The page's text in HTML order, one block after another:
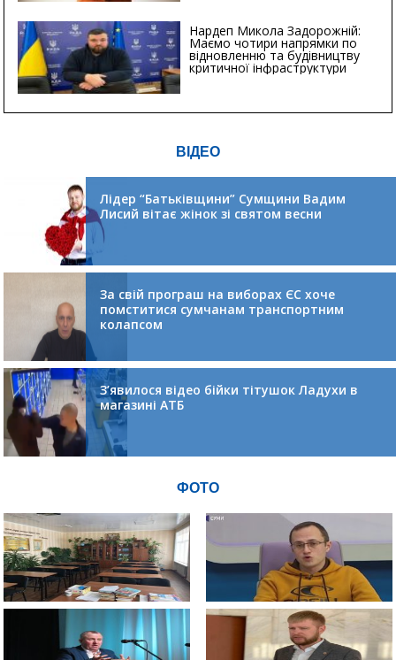
Нардеп Микола Задорожній:
Маємо чотири напрямки по
відновленню та будівництву
критичної інфраструктури
ВІДЕО
Лідер “Батьківщини” Сумщини Вадим
Лисий вітає жінок зі святом весни
За свій програш на виборах ЄС хоче
помститися сумчанам транспортним
колапсом
З’явилося відео бійки тітушок Ладухи в
магазині АТБ
ФОТО